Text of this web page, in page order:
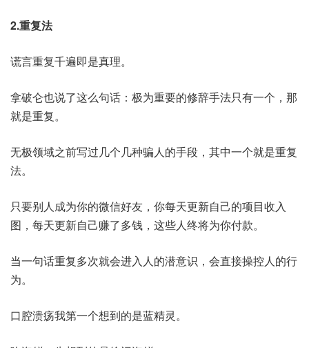
2.重复法
谎言重复千遍即是真理。
拿破仑也说了这么句话：极为重要的修辞手法只有一个，那
就是重复。
无极领域之前写过几个几种骗人的手段，其中一个就是重复
法。
只要别人成为你的微信好友，你每天更新自己的项目收入
图，每天更新自己赚了多钱，这些人终将为你付款。
当一句话重复多次就会进入人的潜意识，会直接操控人的行
为。
口腔溃疡我第一个想到的是蓝精灵。